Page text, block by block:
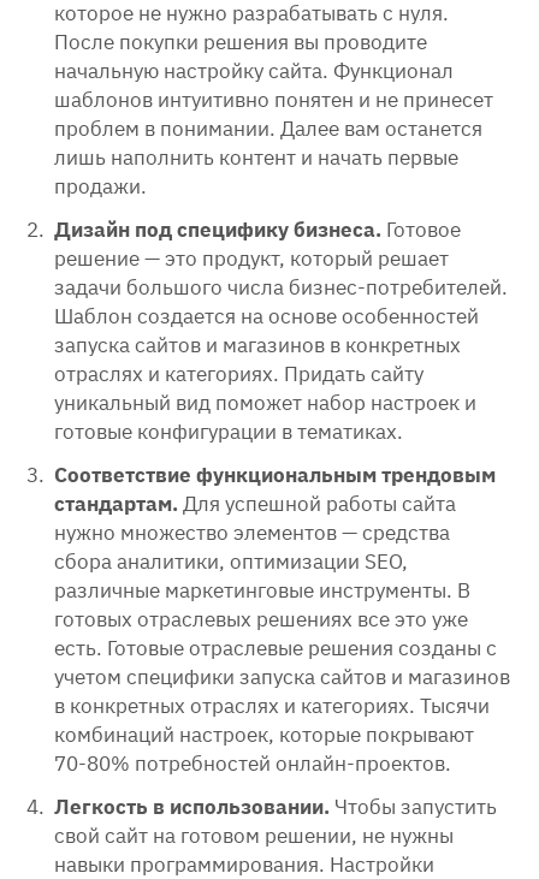
которое не нужно разрабатывать с нуля.
После покупки решения вы проводите
начальную настройку сайта. Функционал
шаблонов интуитивно понятен и не принесет
проблем в понимании. Далее вам останется
лишь наполнить контент и начать первые
продажи.
Дизайн под специфику бизнеса. Готовое
решение — это продукт, который решает
задачи большого числа бизнес-потребителей.
Шаблон создается на основе особенностей
запуска сайтов и магазинов в конкретных
отраслях и категориях. Придать сайту
уникальный вид поможет набор настроек и
готовые конфигурации в тематиках.
Соответствие функциональным трендовым
стандартам. Для успешной работы сайта
нужно множество элементов — средства
сбора аналитики, оптимизации SEO,
различные маркетинговые инструменты. В
готовых отраслевых решениях все это уже
есть. Готовые отраслевые решения созданы с
учетом специфики запуска сайтов и магазинов
в конкретных отраслях и категориях. Тысячи
комбинаций настроек, которые покрывают
70-80% потребностей онлайн-проектов.
Легкость в использовании. Чтобы запустить
свой сайт на готовом решении, не нужны
навыки программирования. Настройки